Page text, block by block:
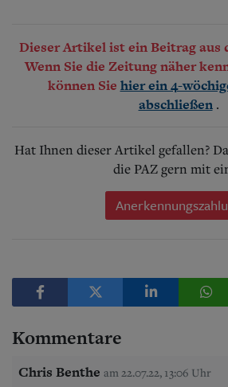
Dieser Artikel ist ein Beitrag aus
Wenn Sie die Zeitung näher
können Sie hier ein 4-
abschließen .
Hat Ihnen dieser Artikel gefallen?
die PAZ gern mit
Kommentare
Chris Benthe am 22.07.22, 13:06 Uhr